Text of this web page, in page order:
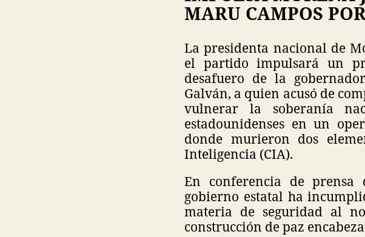
MARU CAMPOS
La presidenta nacional de
el partido impulsará un
desafuero de la
Galván, a quien acusó de
vulnerar la soberanía
estadounidenses en un
donde murieron dos
Inteligencia (CIA).
En conferencia de prensa
gobierno estatal ha
materia de seguridad al
construcción de paz